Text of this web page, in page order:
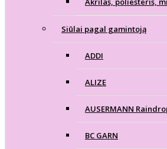
Siūlai pagal gamintoją
ADDI
ALIZE
AUSERMANN
BC GARN